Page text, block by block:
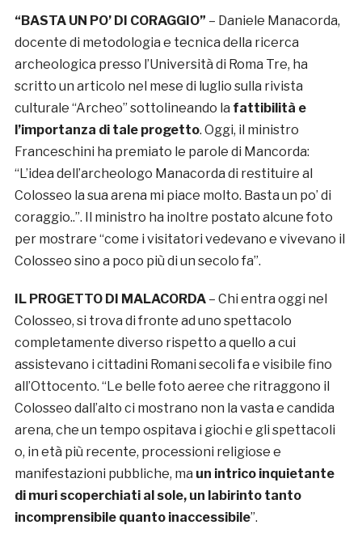
“BASTA UN PO’ DI CORAGGIO” – Daniele Manacorda,
docente di metodologia e tecnica della ricerca
archeologica presso l’Università di Roma Tre, ha
scritto un articolo nel mese di luglio sulla rivista
culturale “Archeo” sottolineando la fattibilità e
l’importanza di tale progetto. Oggi, il ministro
Franceschini ha premiato le parole di Mancorda:
“L’idea dell’archeologo Manacorda di restituire al
Colosseo la sua arena mi piace molto. Basta un po’ di
coraggio..”. Il ministro ha inoltre postato alcune foto
per mostrare “come i visitatori vedevano e vivevano il
Colosseo sino a poco più di un secolo fa”.
IL PROGETTO DI MALACORDA– Chi entra oggi nel
Colosseo, si trova di fronte ad uno spettacolo
completamente diverso rispetto a quello a cui
assistevano i cittadini Romani secoli fa e visibile fino
all’Ottocento. “Le belle foto aeree che ritraggono il
Colosseo dall’alto ci mostrano non la vasta e candida
arena, che un tempo ospitava i giochi e gli spettacoli
o, in età più recente, processioni religiose e
manifestazioni pubbliche, ma un intrico inquietante
di muri scoperchiati al sole, un labirinto tanto
incomprensibile quanto inaccessibile”.